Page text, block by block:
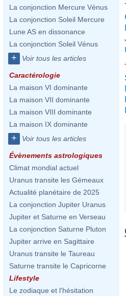
La conjonction Mercure Vénus
La conjonction Soleil Mercure
Lune AS en dissonance
La conjonction Soleil Vénus
+ Voir tous les articles
Caractérologie
La maison VI dominante
La maison VII dominante
La maison VIII dominante
La maison IX dominante
+ Voir tous les articles
Évènements astrologiques
Climat mondial actuel
Uranus transite les Gémeaux
Actualité planétaire de 2025
La conjonction Jupiter Uranus
Jupiter et Saturne en Verseau
La conjonction Saturne Pluton
Jupiter arrive en Sagittaire
Uranus transite le Taureau
Saturne transite le Capricorne
Lifestyle
Le zodiaque et l'hésitation